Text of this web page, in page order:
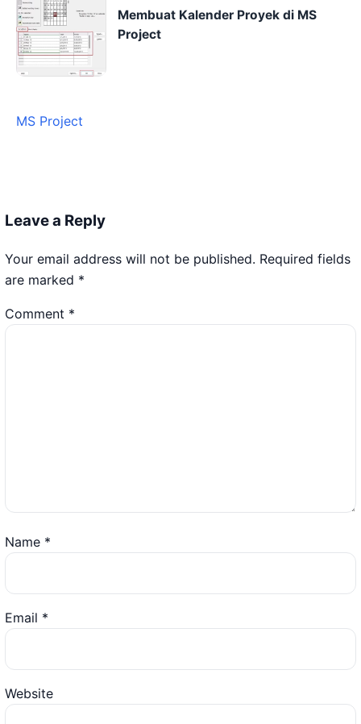
Membuat Kalender Proyek di MS
Project
MS Project
Leave a Reply
Your email address will not be published. Required fields
are marked *
Comment *
Name *
Email *
Website